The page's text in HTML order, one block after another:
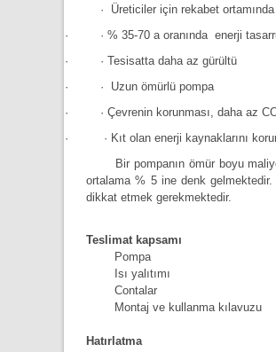
· Üreticiler için rekabet
·
· % 35-70 a oranında enerji
·
· Tesisatta daha az gürültü
·
·
Uzun ömürlü pompa
·
· Çevrenin korunması, daha az
·
· Kıt olan enerji kaynaklarını
Bir pompanın ömür boyu
ortalama % 5 ine denk
dikkat etmek gerekmektedir.
Teslimat kapsamı
Pompa
Isı yalıtımı
Contalar
Montaj ve kullanma kılavuzu
Hatırlatma